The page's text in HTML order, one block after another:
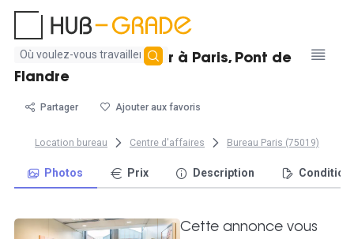
Aucun
résultat
Bureau double à louer à Paris, Pont de
Flandre
Partager Ajouter aux favoris
Location bureau Centre d'affaires Bureau Paris (75019)
Photos Prix Description
Cette annonce vous